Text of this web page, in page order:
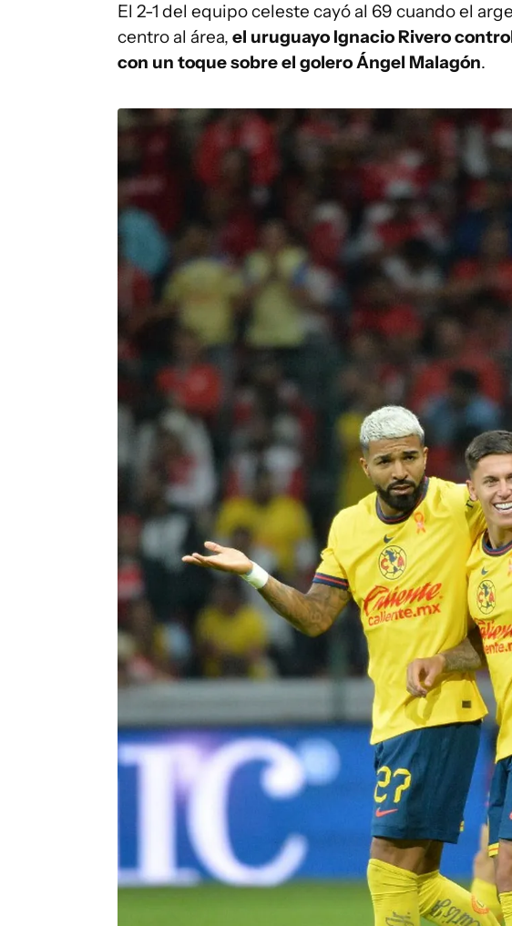
El 2-1 del equipo celeste cayó al 69 cuando el
centro al área, el uruguayo Ignacio Rivero
con un toque sobre el golero Ángel Malagón.